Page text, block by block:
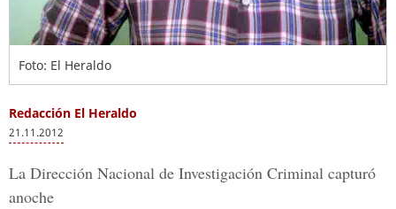
Foto: El Heraldo
Redacción El Heraldo
21.11.2012
La Dirección Nacional de Investigación Criminal capturó
anoche